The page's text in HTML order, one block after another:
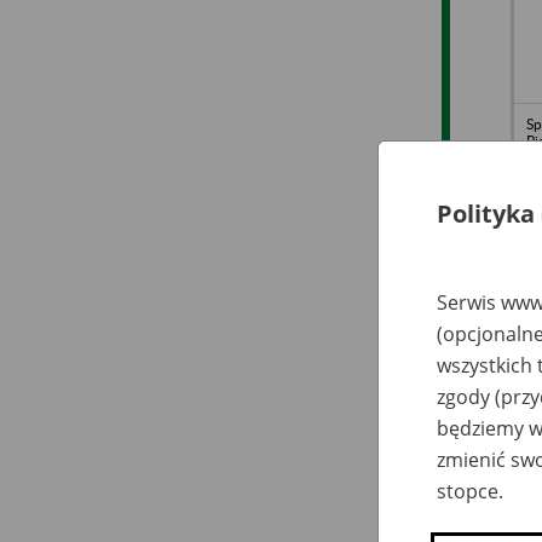
Polityka
Serwis
wszystkich
zgody
będziemy
zmienić
stopce.